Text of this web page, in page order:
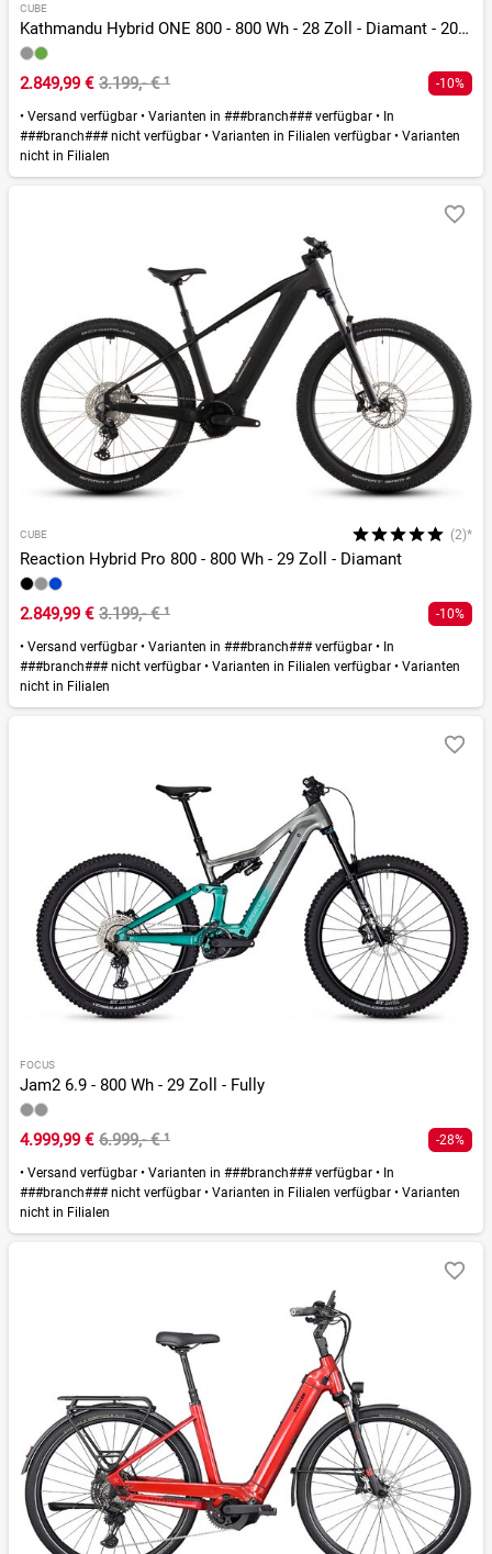
CUBE
Kathmandu Hybrid ONE 800 - 800 Wh - 28 Zoll - Diamant - 2026
2.849,99 € 3.199,- €¹ -10%
• Versand verfügbar • Varianten in ###branch### verfügbar • In
###branch### nicht verfügbar • Varianten in Filialen verfügbar • Varianten
nicht in Filialen
CUBE (2)*
Reaction Hybrid Pro 800 - 800 Wh - 29 Zoll - Diamant
2.849,99 € 3.199,- €¹ -10%
• Versand verfügbar • Varianten in ###branch### verfügbar • In
###branch### nicht verfügbar • Varianten in Filialen verfügbar • Varianten
nicht in Filialen
FOCUS
Jam2 6.9 - 800 Wh - 29 Zoll - Fully
4.999,99 € 6.999,- €¹ -28%
• Versand verfügbar • Varianten in ###branch### verfügbar • In
###branch### nicht verfügbar • Varianten in Filialen verfügbar • Varianten
nicht in Filialen